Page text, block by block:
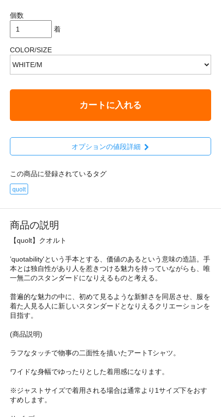
個数
着
COLOR/SIZE
カートに入れる
オプションの値段詳細
この商品に登録されているタグ
quolt
商品の説明
【quolt】クオルト
’quotability'という手本とする、価値のあるという意味の造語。手
本とは独自性があり人を惹きつける魅力を持っていながらも、唯
一無二のスタンダードになりえるものと考える。
普遍的な魅力の中に、初めて見るような新鮮さを同居させ、服を
着た人見る人に新しいスタンダードとなりえるクリエーションを
目指す。
(商品説明)
ラフなタッチで物事の二面性を描いたアートTシャツ。
ワイドな身幅でゆったりとした着用感になります。
※ジャストサイズで着用される場合は通常より1サイズ下をおす
すめします。